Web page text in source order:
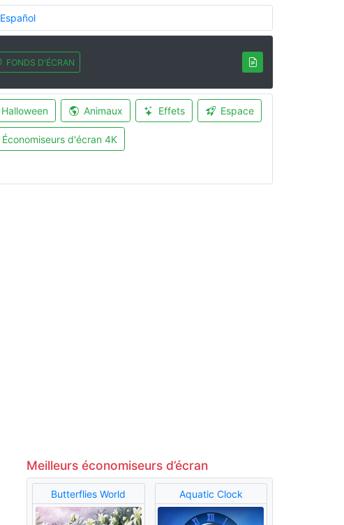
Español
FONDS D'ÉCRAN
Halloween Animaux Effets Espace
Économiseurs d'écran 4K
Meilleurs économiseurs d’écran
Butterflies World Aquatic Clock